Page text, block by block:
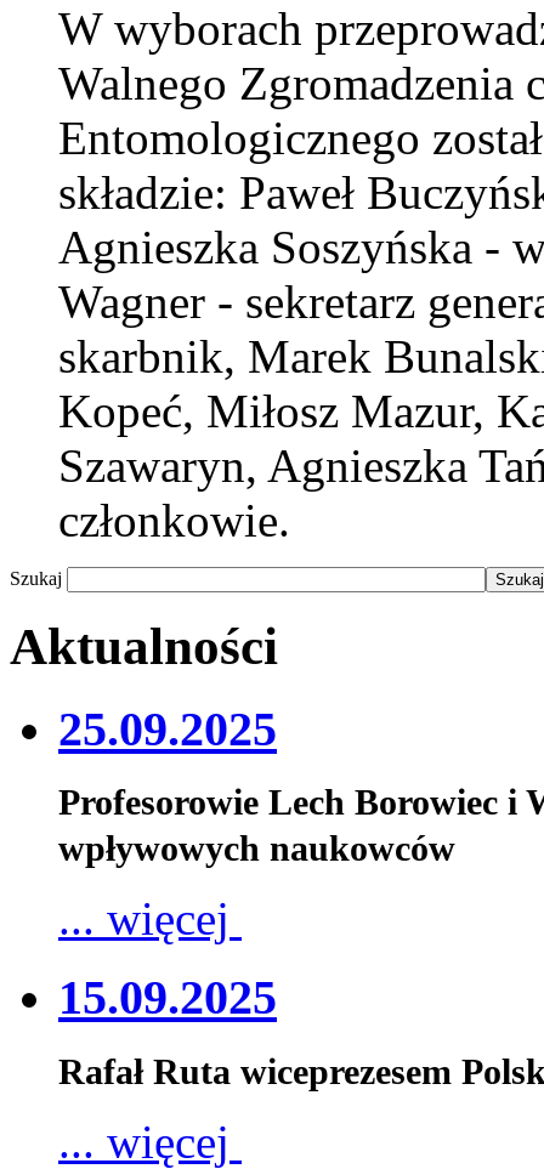
W wyborach
Walnego Zgromadzenia
Entomologicznego
składzie: Paweł
Agnieszka Soszyńska -
Wagner - sekretarz
skarbnik, Marek
Kopeć, Miłosz Mazur,
Szawaryn, Agnieszka
członkowie.
Szukaj
Aktualności
25.09.2025
Profesorowie Lech Borowiec i
wpływowych naukowców
... więcej
15.09.2025
Rafał Ruta wiceprezesem
... więcej